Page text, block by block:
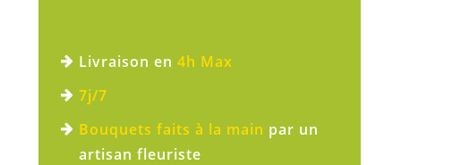
Livraison en 4h Max
7j/7
Bouquets faits à la main par un
artisan fleuriste